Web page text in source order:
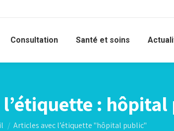
Consultation Santé et soins
: hôpital
ici :
Articles avec l’étiquette "hôpital public"